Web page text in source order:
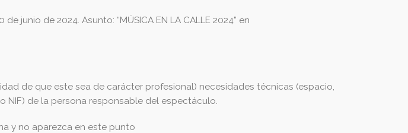
junio de 2024. Asunto: “MÚSICA EN LA CALLE 2024” en
de que este sea de carácter profesional) necesidades técnicas (espacio,
NIF) de la persona responsable del espectáculo.
y no aparezca en este punto